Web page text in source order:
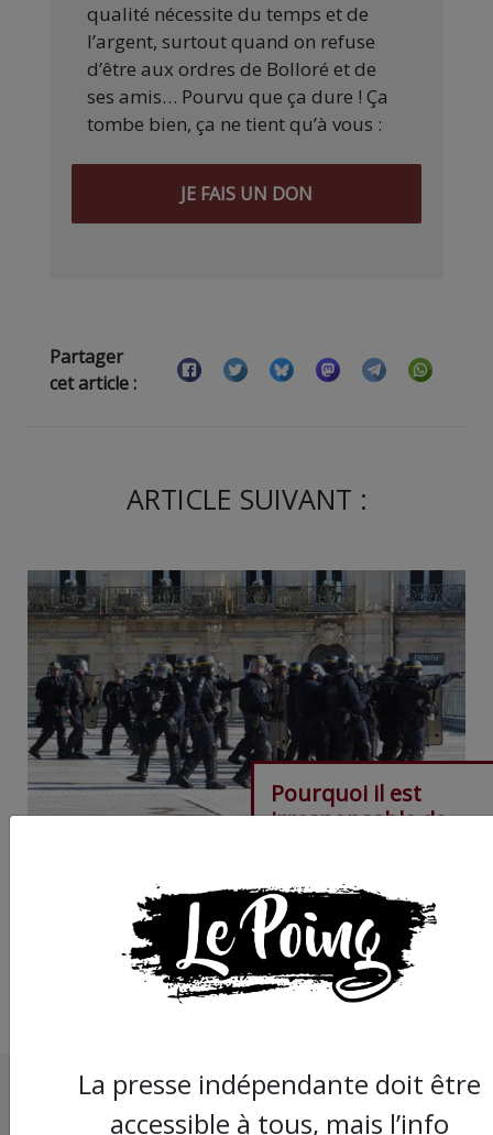
qualité nécessite du temps et de
l’argent, surtout quand on refuse
d’être aux ordres de Bolloré et de
ses amis… Pourvu que ça dure ! Ça
tombe bien, ça ne tient qu’à vous :
JE FAIS UN DON
Partager
cet article :
ARTICLE SUIVANT :
Pourquoi il est
irresponsable de
La presse indépendante doit être
accessible à tous, mais l’info